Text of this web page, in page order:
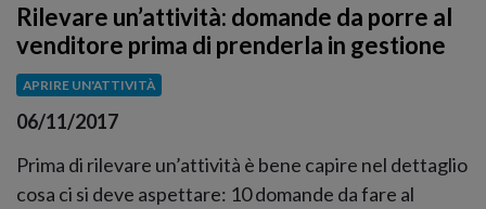
Rilevare un’attività: domande da porre al
venditore prima di prenderla in gestione
APRIRE UN'ATTIVITÀ
06/11/2017
Prima di rilevare un’attività è bene capire nel dettaglio
cosa ci si deve aspettare: 10 domande da fare al